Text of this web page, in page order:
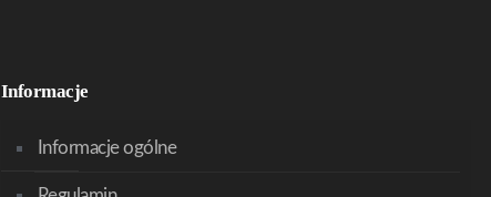
Informacje
Informacje ogólne